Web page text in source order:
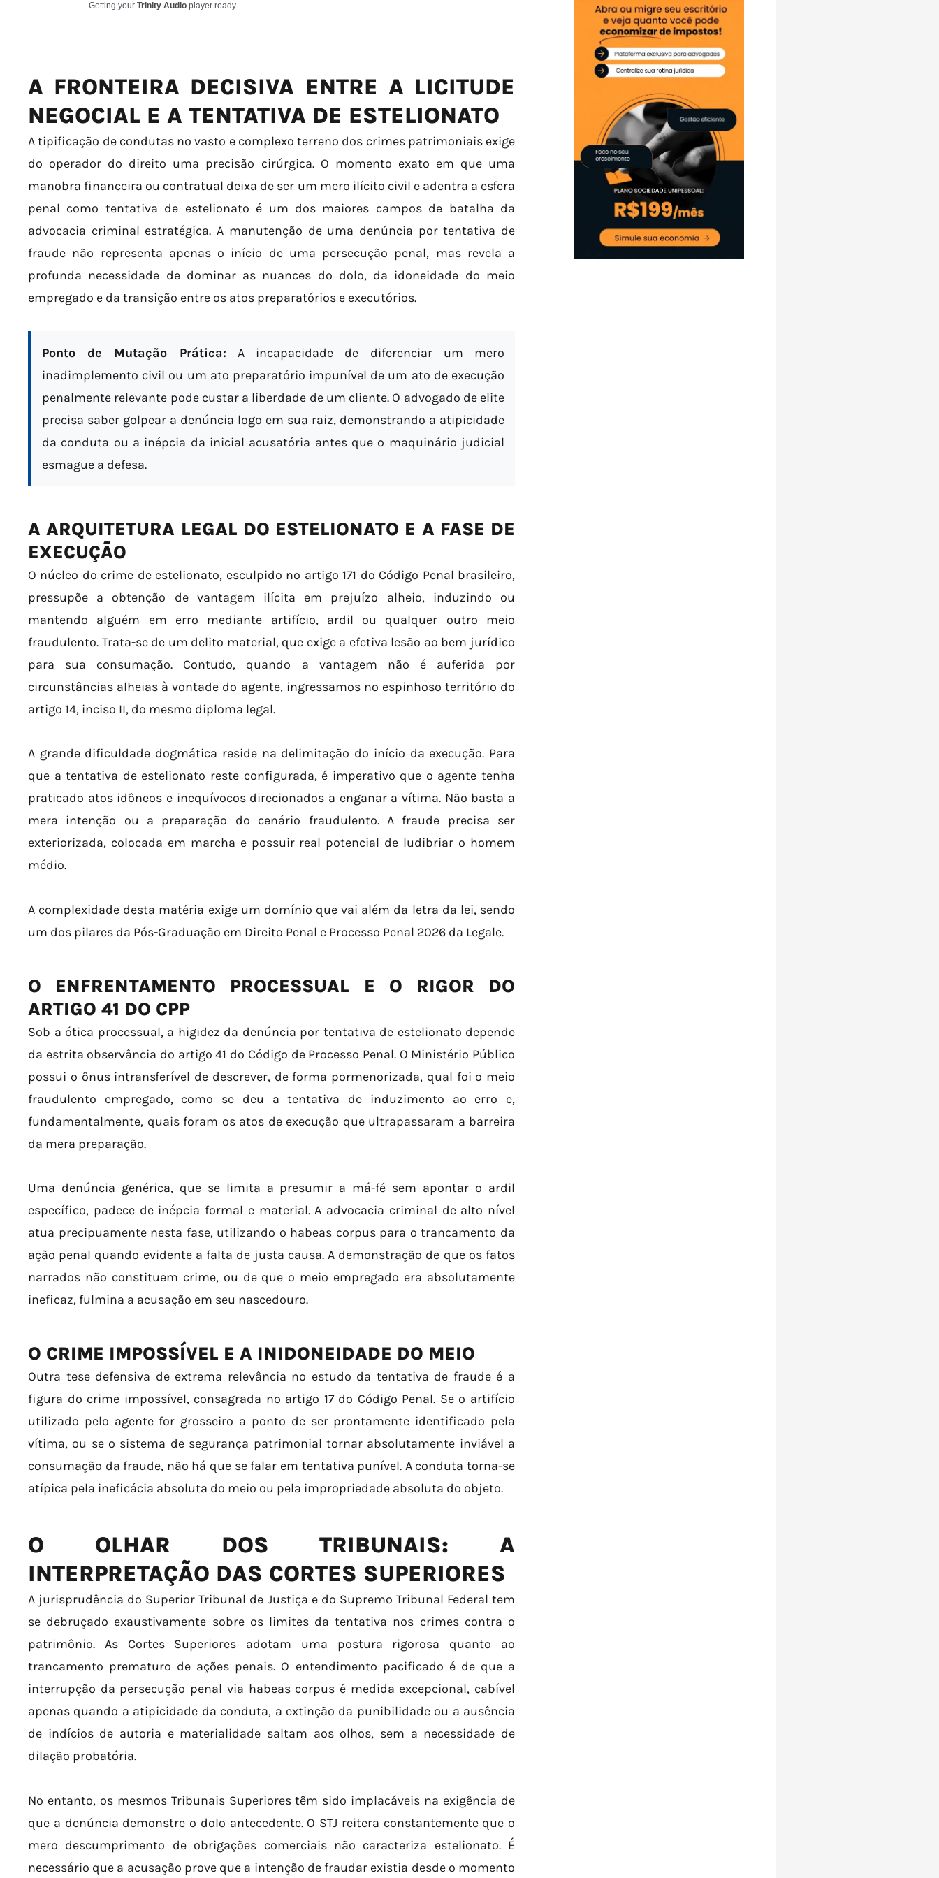
Getting your Trinity Audio player ready...
A FRONTEIRA DECISIVA ENTRE A LICITUDE
NEGOCIAL E A TENTATIVA DE ESTELIONATO
A tipificação de condutas no vasto e complexo terreno dos crimes patrimoniais exige
do operador do direito uma precisão cirúrgica. O momento exato em que uma
manobra financeira ou contratual deixa de ser um mero ilícito civil e adentra a esfera
penal como tentativa de estelionato é um dos maiores campos de batalha da
advocacia criminal estratégica. A manutenção de uma denúncia por tentativa de
fraude não representa apenas o início de uma persecução penal, mas revela a
profunda necessidade de dominar as nuances do dolo, da idoneidade do meio
empregado e da transição entre os atos preparatórios e executórios.
Ponto de Mutação Prática: A incapacidade de diferenciar um mero
inadimplemento civil ou um ato preparatório impunível de um ato de execução
penalmente relevante pode custar a liberdade de um cliente. O advogado de elite
precisa saber golpear a denúncia logo em sua raiz, demonstrando a atipicidade
da conduta ou a inépcia da inicial acusatória antes que o maquinário judicial
esmague a defesa.
A ARQUITETURA LEGAL DO ESTELIONATO E A FASE DE
EXECUÇÃO
O núcleo do crime de estelionato, esculpido no artigo 171 do Código Penal brasileiro,
pressupõe a obtenção de vantagem ilícita em prejuízo alheio, induzindo ou
mantendo alguém em erro mediante artifício, ardil ou qualquer outro meio
fraudulento. Trata-se de um delito material, que exige a efetiva lesão ao bem jurídico
para sua consumação. Contudo, quando a vantagem não é auferida por
circunstâncias alheias à vontade do agente, ingressamos no espinhoso território do
artigo 14, inciso II, do mesmo diploma legal.
A grande dificuldade dogmática reside na delimitação do início da execução. Para
que a tentativa de estelionato reste configurada, é imperativo que o agente tenha
praticado atos idôneos e inequívocos direcionados a enganar a vítima. Não basta a
mera intenção ou a preparação do cenário fraudulento. A fraude precisa ser
exteriorizada, colocada em marcha e possuir real potencial de ludibriar o homem
médio.
A complexidade desta matéria exige um domínio que vai além da letra da lei, sendo
um dos pilares da Pós-Graduação em Direito Penal e Processo Penal 2026 da Legale.
O ENFRENTAMENTO PROCESSUAL E O RIGOR DO
ARTIGO 41 DO CPP
Sob a ótica processual, a higidez da denúncia por tentativa de estelionato depende
da estrita observância do artigo 41 do Código de Processo Penal. O Ministério Público
possui o ônus intransferível de descrever, de forma pormenorizada, qual foi o meio
fraudulento empregado, como se deu a tentativa de induzimento ao erro e,
fundamentalmente, quais foram os atos de execução que ultrapassaram a barreira
da mera preparação.
Uma denúncia genérica, que se limita a presumir a má-fé sem apontar o ardil
específico, padece de inépcia formal e material. A advocacia criminal de alto nível
atua precipuamente nesta fase, utilizando o habeas corpus para o trancamento da
ação penal quando evidente a falta de justa causa. A demonstração de que os fatos
narrados não constituem crime, ou de que o meio empregado era absolutamente
ineficaz, fulmina a acusação em seu nascedouro.
O CRIME IMPOSSÍVEL E A INIDONEIDADE DO MEIO
Outra tese defensiva de extrema relevância no estudo da tentativa de fraude é a
figura do crime impossível, consagrada no artigo 17 do Código Penal. Se o artifício
utilizado pelo agente for grosseiro a ponto de ser prontamente identificado pela
vítima, ou se o sistema de segurança patrimonial tornar absolutamente inviável a
consumação da fraude, não há que se falar em tentativa punível. A conduta torna-se
atípica pela ineficácia absoluta do meio ou pela impropriedade absoluta do objeto.
O OLHAR DOS TRIBUNAIS: A
INTERPRETAÇÃO DAS CORTES SUPERIORES
A jurisprudência do Superior Tribunal de Justiça e do Supremo Tribunal Federal tem
se debruçado exaustivamente sobre os limites da tentativa nos crimes contra o
patrimônio. As Cortes Superiores adotam uma postura rigorosa quanto ao
trancamento prematuro de ações penais. O entendimento pacificado é de que a
interrupção da persecução penal via habeas corpus é medida excepcional, cabível
apenas quando a atipicidade da conduta, a extinção da punibilidade ou a ausência
de indícios de autoria e materialidade saltam aos olhos, sem a necessidade de
dilação probatória.
No entanto, os mesmos Tribunais Superiores têm sido implacáveis na exigência de
que a denúncia demonstre o dolo antecedente. O STJ reitera constantemente que o
mero descumprimento de obrigações comerciais não caracteriza estelionato. É
necessário que a acusação prove que a intenção de fraudar existia desde o momento